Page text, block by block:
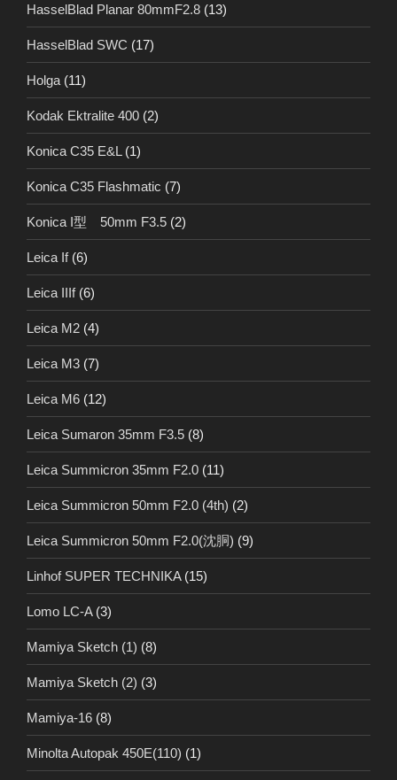
HasselBlad Planar 80mmF2.8 (13)
HasselBlad SWC (17)
Holga (11)
Kodak Ektralite 400 (2)
Konica C35 E&L (1)
Konica C35 Flashmatic (7)
Konica I型 50mm F3.5 (2)
Leica If(6)
Leica IIIf(6)
Leica M2 (4)
Leica M3 (7)
Leica M6 (12)
Leica Sumaron 35mm F3.5 (8)
Leica Summicron 35mm F2.0 (11)
Leica Summicron 50mm F2.0 (4th) (2)
Leica Summicron 50mm F2.0(沈胴) (9)
Linhof SUPER TECHNIKA(15)
Lomo LC-A(3)
Mamiya Sketch (1) (8)
Mamiya Sketch (2) (3)
Mamiya-16 (8)
Minolta Autopak 450E(110) (1)